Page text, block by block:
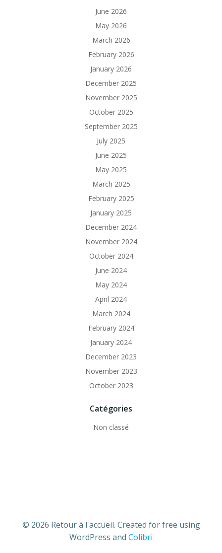
June 2026
May 2026
March 2026
February 2026
January 2026
December 2025
November 2025
October 2025
September 2025
July 2025
June 2025
May 2025
March 2025
February 2025
January 2025
December 2024
November 2024
October 2024
June 2024
May 2024
April 2024
March 2024
February 2024
January 2024
December 2023
November 2023
October 2023
Catégories
Non classé
© 2026 Retour à l'accueil. Created for free using
WordPress and Colibri